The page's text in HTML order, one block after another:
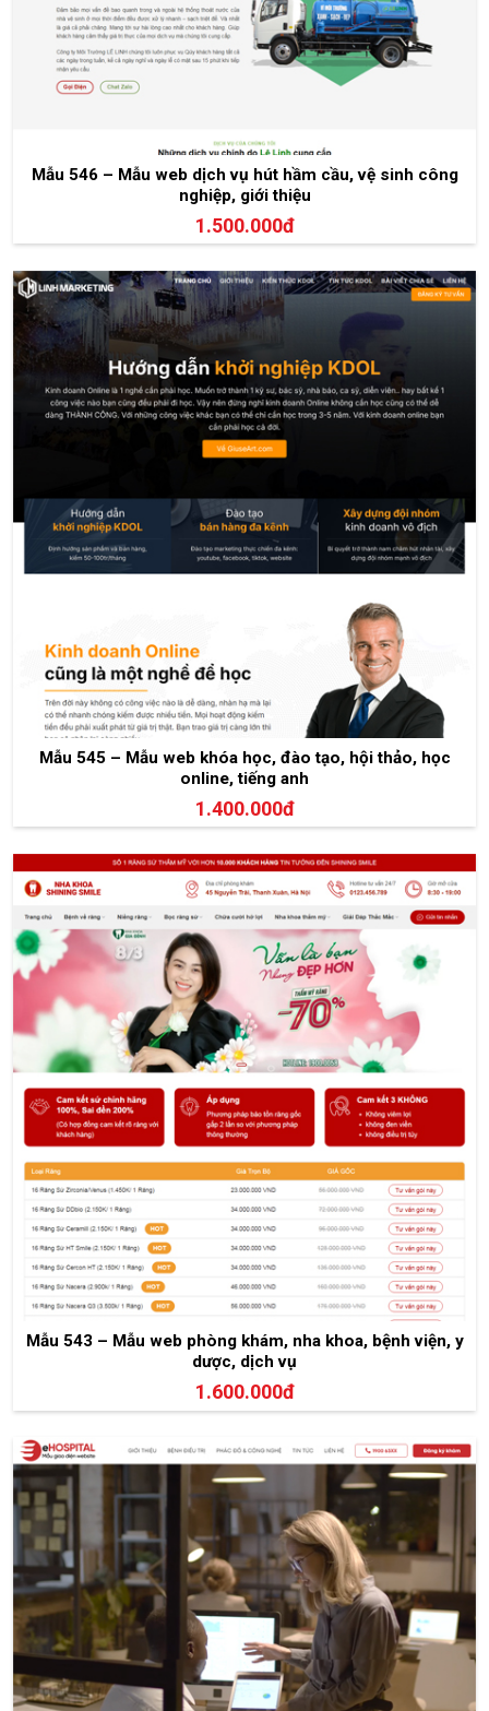
Mẫu 546 – Mẫu web dịch vụ hút hầm cầu, vệ sinh công
nghiệp, giới thiệu
1.500.000đ
Mẫu 545 – Mẫu web khóa học, đào tạo, hội thảo, học
online, tiếng anh
1.400.000đ
Mẫu 543 – Mẫu web phòng khám, nha khoa, bệnh viện, y
dược, dịch vụ
1.600.000đ